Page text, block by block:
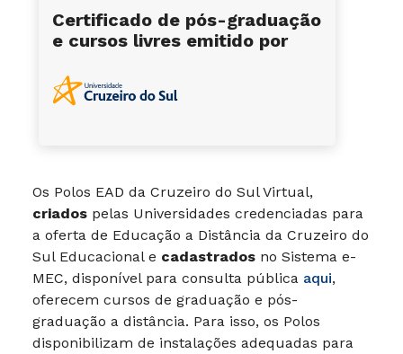
Os Polos EAD da Cruzeiro do Sul Virtual,
criados pelas Universidades credenciadas para
a oferta de Educação a Distância da Cruzeiro do
Sul Educacional e cadastrados no Sistema e-
MEC, disponível para consulta pública aqui,
oferecem cursos de graduação e pós-
graduação a distância. Para isso, os Polos
disponibilizam de instalações adequadas para
Certificado de pós-graduação
e cursos livres emitido por